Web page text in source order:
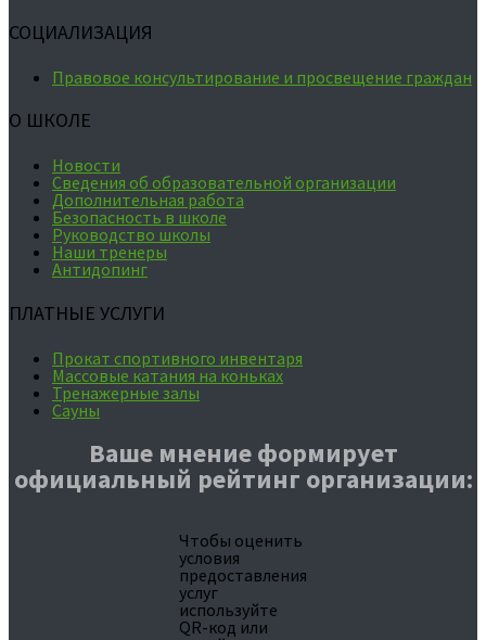
СОЦИАЛИЗАЦИЯ
Правовое консультирование и просвещение граждан
О ШКОЛЕ
Новости
Сведения об образовательной организации
Дополнительная работа
Безопасность в школе
Руководство школы
Наши тренеры
Антидопинг
ПЛАТНЫЕ УСЛУГИ
Прокат спортивного инвентаря
Массовые катания на коньках
Тренажерные залы
Сауны
Ваше мнение формирует
официальный рейтинг организации:
Чтобы оценить
условия
предоставления
услуг
используйте
QR-код или